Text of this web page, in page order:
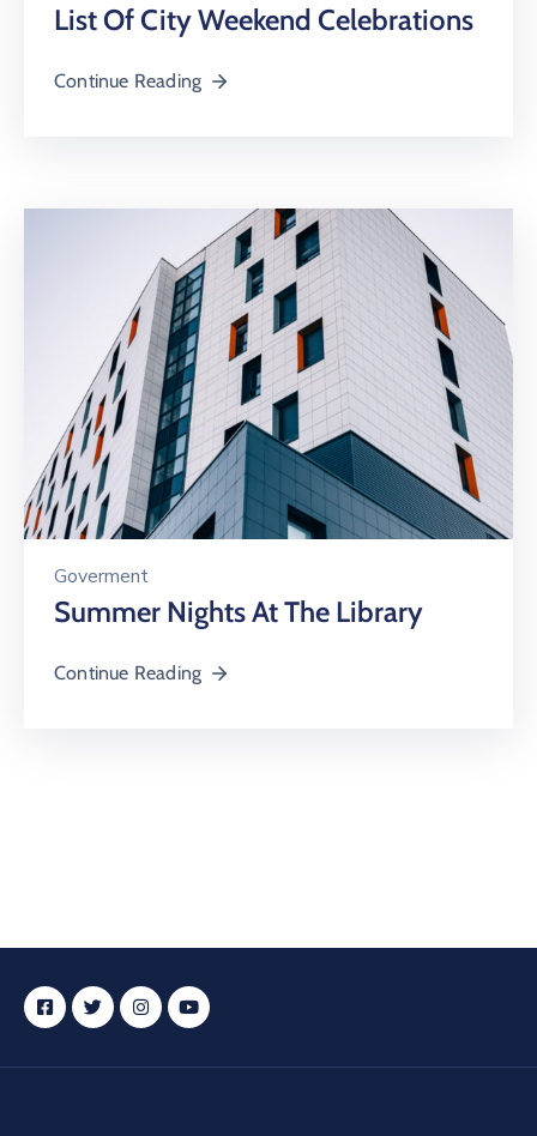
List Of City Weekend Celebrations
Continue Reading
Goverment
Summer Nights At The Library
Continue Reading